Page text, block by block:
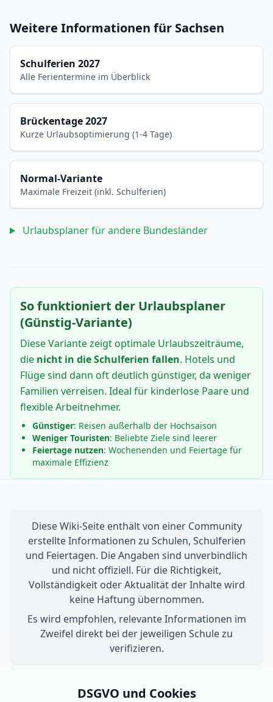
Weitere Informationen für Sachsen
Schulferien 2027
Alle Ferientermine im Überblick
Brückentage 2027
Kurze Urlaubsoptimierung (1-4 Tage)
Normal-Variante
Maximale Freizeit (inkl. Schulferien)
Urlaubsplaner für andere Bundesländer
So funktioniert der Urlaubsplaner
(Günstig-Variante)
Diese Variante zeigt optimale Urlaubszeiträume,
die nicht in die Schulferien fallen. Hotels und
Flüge sind dann oft deutlich günstiger, da weniger
Familien verreisen. Ideal für kinderlose Paare und
flexible Arbeitnehmer.
Günstiger: Reisen außerhalb der Hochsaison
Weniger Touristen: Beliebte Ziele sind leerer
Feiertage nutzen: Wochenenden und Feiertage für
maximale Effizienz
Diese Wiki-Seite enthält von einer Community
erstellte Informationen zu Schulen, Schulferien
und Feiertagen. Die Angaben sind unverbindlich
und nicht offiziell. Für die Richtigkeit,
Vollständigkeit oder Aktualität der Inhalte wird
keine Haftung übernommen.
Es wird empfohlen, relevante Informationen im
Zweifel direkt bei der jeweiligen Schule zu
verifizieren.
DSGVO und Cookies